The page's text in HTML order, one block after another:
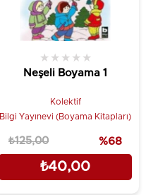
Neşeli Boyama 1
★ ★ ★ ★ ★
Kolektif
Bilgi Yayınevi (Boyama Kitapları)
₺40,00
₺125,00 %68